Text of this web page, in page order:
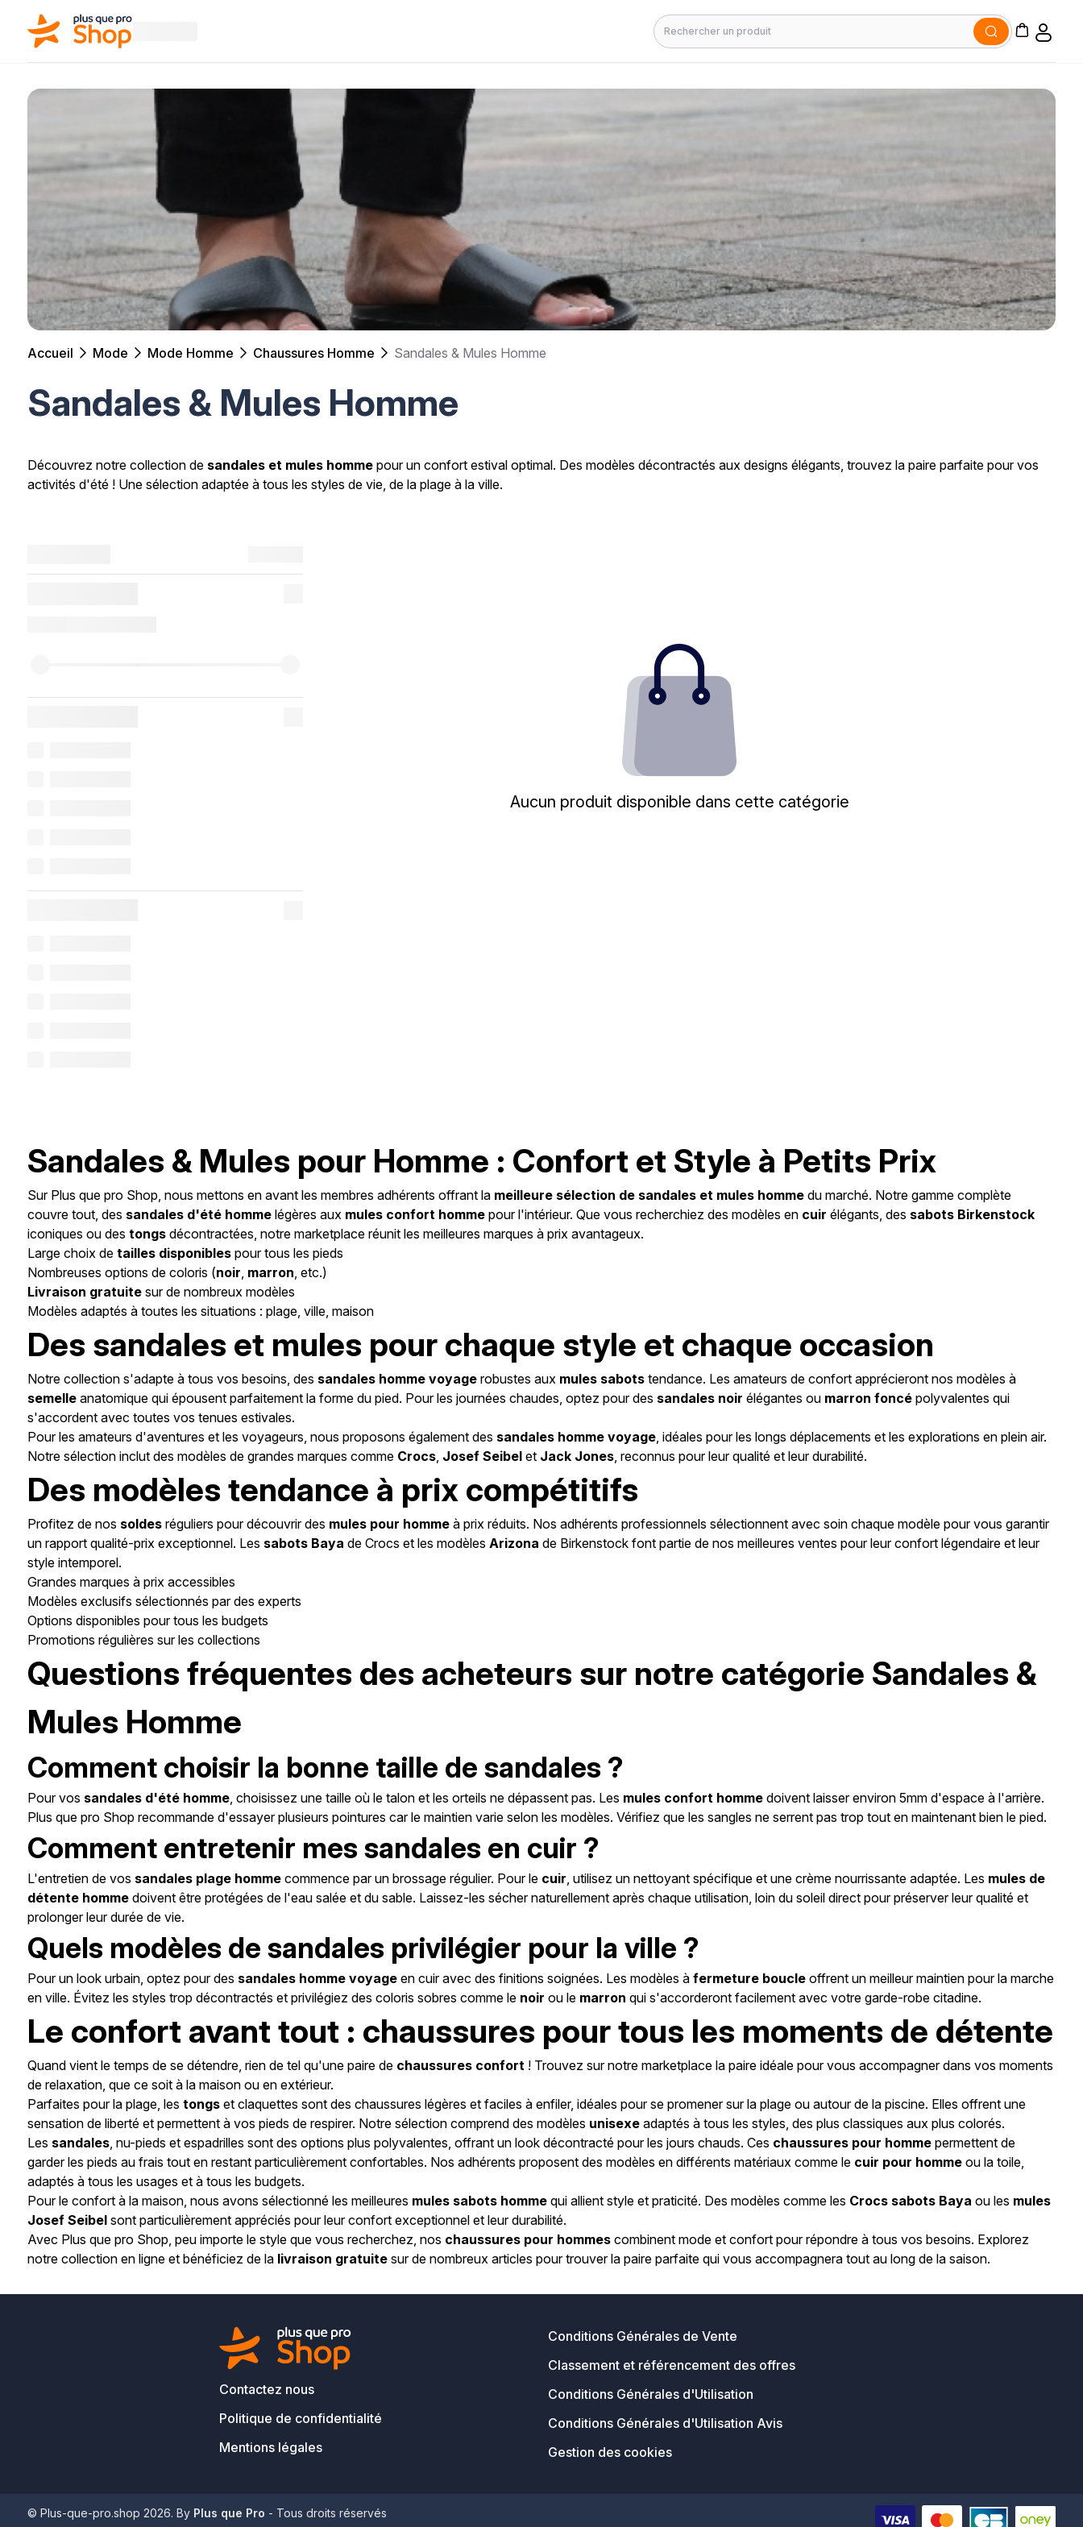
Rechercher
Accueil Mode Mode Homme Chaussures Homme Sandales & Mules Homme
Sandales & Mules Homme
Découvrez notre collection de sandales et mules homme pour un confort estival optimal. Des modèles décontractés aux designs élégants, trouvez la paire parfaite pour vos
activités d'été ! Une sélection adaptée à tous les styles de vie, de la plage à la ville.
Aucun produit disponible dans cette catégorie
Sandales & Mules pour Homme : Confort et Style à Petits Prix
Sur Plus que pro Shop, nous mettons en avant les membres adhérents offrant la meilleure sélection de sandales et mules homme du marché. Notre gamme complète
couvre tout, des sandales d'été homme légères aux mules confort homme pour l'intérieur. Que vous recherchiez des modèles en cuir élégants, des sabots Birkenstock
iconiques ou destongs décontractées, notre marketplace réunit les meilleures marques à prix avantageux.
Large choix detailles disponibles pour tous les pieds
Nombreuses options de coloris (noir, marron, etc.)
Livraison gratuite sur de nombreux modèles
Modèles adaptés à toutes les situations : plage, ville, maison
Des sandales et mules pour chaque style et chaque occasion
Notre collection s'adapte à tous vos besoins, des sandales homme voyage robustes aux mules sabots tendance. Les amateurs de confort apprécieront nos modèles à
semelle anatomique qui épousent parfaitement la forme du pied. Pour les journées chaudes, optez pour des sandales noir élégantes ou marron foncé polyvalentes qui
s'accordent avec toutes vos tenues estivales.
Pour les amateurs d'aventures et les voyageurs, nous proposons également des sandales homme voyage, idéales pour les longs déplacements et les explorations en plein air.
Notre sélection inclut des modèles de grandes marques comme Crocs, Josef Seibel et Jack Jones, reconnus pour leur qualité et leur durabilité.
Des modèles tendance à prix compétitifs
Profitez de nos soldes réguliers pour découvrir des mules pour homme à prix réduits. Nos adhérents professionnels sélectionnent avec soin chaque modèle pour vous garantir
un rapport qualité-prix exceptionnel. Les sabots Baya de Crocs et les modèlesArizona de Birkenstock font partie de nos meilleures ventes pour leur confort légendaire et leur
style intemporel.
Grandes marques à prix accessibles
Modèles exclusifs sélectionnés par des experts
Options disponibles pour tous les budgets
Promotions régulières sur les collections
Questions fréquentes des acheteurs sur notre catégorie Sandales &
Mules Homme
Comment choisir la bonne taille de sandales ?
Pour vos sandales d'été homme, choisissez une taille où le talon et les orteils ne dépassent pas. Les mules confort homme doivent laisser environ 5mm d'espace à l'arrière.
Plus que pro Shop recommande d'essayer plusieurs pointures car le maintien varie selon les modèles. Vérifiez que les sangles ne serrent pas trop tout en maintenant bien le pied.
Comment entretenir mes sandales en cuir ?
L'entretien de vos sandales plage homme commence par un brossage régulier. Pour le cuir, utilisez un nettoyant spécifique et une crème nourrissante adaptée. Les mules de
détente homme doivent être protégées de l'eau salée et du sable. Laissez-les sécher naturellement après chaque utilisation, loin du soleil direct pour préserver leur qualité et
prolonger leur durée de vie.
Quels modèles de sandales privilégier pour la ville ?
Pour un look urbain, optez pour des sandales homme voyage en cuir avec des finitions soignées. Les modèles àfermeture boucle offrent un meilleur maintien pour la marche
en ville. Évitez les styles trop décontractés et privilégiez des coloris sobres comme le noir ou le marron qui s'accorderont facilement avec votre garde-robe citadine.
Le confort avant tout : chaussures pour tous les moments de détente
Quand vient le temps de se détendre, rien de tel qu'une paire de chaussures confort ! Trouvez sur notre marketplace la paire idéale pour vous accompagner dans vos moments
de relaxation, que ce soit à la maison ou en extérieur.
Parfaites pour la plage, lestongs et claquettes sont des chaussures légères et faciles à enfiler, idéales pour se promener sur la plage ou autour de la piscine. Elles offrent une
sensation de liberté et permettent à vos pieds de respirer. Notre sélection comprend des modèles unisexe adaptés à tous les styles, des plus classiques aux plus colorés.
Les sandales, nu-pieds et espadrilles sont des options plus polyvalentes, offrant un look décontracté pour les jours chauds. Ces chaussures pour homme permettent de
garder les pieds au frais tout en restant particulièrement confortables. Nos adhérents proposent des modèles en différents matériaux comme le cuir pour homme ou la toile,
adaptés à tous les usages et à tous les budgets.
Pour le confort à la maison, nous avons sélectionné les meilleures mules sabots homme qui allient style et praticité. Des modèles comme les Crocs sabots Baya ou les mules
Josef Seibel sont particulièrement appréciés pour leur confort exceptionnel et leur durabilité.
Avec Plus que pro Shop, peu importe le style que vous recherchez, nos chaussures pour hommes combinent mode et confort pour répondre à tous vos besoins. Explorez
notre collection en ligne et bénéficiez de la livraison gratuite sur de nombreux articles pour trouver la paire parfaite qui vous accompagnera tout au long de la saison.
Contactez nous
Politique de confidentialité
Mentions légales
Conditions Générales de Vente
Classement et référencement des offres
Conditions Générales d'Utilisation
Conditions Générales d'Utilisation Avis
Gestion des cookies
© Plus-que-pro.shop 2026. By Plus que Pro - Tous droits réservés